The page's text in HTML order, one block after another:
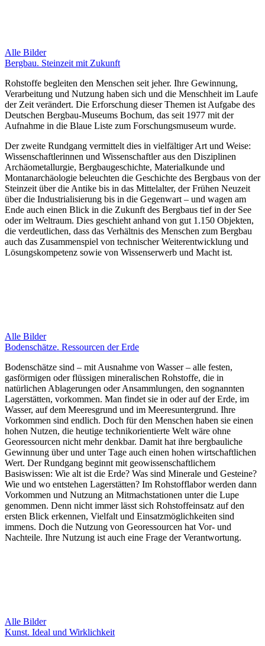
Alle Bilder
Bergbau. Steinzeit mit Zukunft
Rohstoffe begleiten den Menschen seit jeher. Ihre Gewinnung,
Verarbeitung und Nutzung haben sich und die Menschheit im Laufe
der Zeit verändert. Die Erforschung dieser Themen ist Aufgabe des
Deutschen Bergbau-Museums Bochum, das seit 1977 mit der
Aufnahme in die Blaue Liste zum Forschungsmuseum wurde.
Der zweite Rundgang vermittelt dies in vielfältiger Art und Weise:
Wissenschaftlerinnen und Wissenschaftler aus den Disziplinen
Archäometallurgie, Bergbaugeschichte, Materialkunde und
Montanarchäologie beleuchten die Geschichte des Bergbaus von der
Steinzeit über die Antike bis in das Mittelalter, der Frühen Neuzeit
über die Industrialisierung bis in die Gegenwart – und wagen am
Ende auch einen Blick in die Zukunft des Bergbaus tief in der See
oder im Weltraum. Dies geschieht anhand von gut 1.150 Objekten,
die verdeutlichen, dass das Verhältnis des Menschen zum Bergbau
auch das Zusammenspiel von technischer Weiterentwicklung und
Lösungskompetenz sowie von Wissenserwerb und Macht ist.
Alle Bilder
Bodenschätze. Ressourcen der Erde
Bodenschätze sind – mit Ausnahme von Wasser – alle festen,
gasförmigen oder flüssigen mineralischen Rohstoffe, die in
natürlichen Ablagerungen oder Ansammlungen, den sognannten
Lagerstätten, vorkommen. Man findet sie in oder auf der Erde, im
Wasser, auf dem Meeresgrund und im Meeresuntergrund. Ihre
Vorkommen sind endlich. Doch für den Menschen haben sie einen
hohen Nutzen, die heutige technikorientierte Welt wäre ohne
Georessourcen nicht mehr denkbar. Damit hat ihre bergbauliche
Gewinnung über und unter Tage auch einen hohen wirtschaftlichen
Wert. Der Rundgang beginnt mit geowissenschaftlichem
Basiswissen: Wie alt ist die Erde? Was sind Minerale und Gesteine?
Wie und wo entstehen Lagerstätten? Im Rohstofflabor werden dann
Vorkommen und Nutzung an Mitmachstationen unter die Lupe
genommen. Denn nicht immer lässt sich Rohstoffeinsatz auf den
ersten Blick erkennen, Vielfalt und Einsatzmöglichkeiten sind
immens. Doch die Nutzung von Georessourcen hat Vor- und
Nachteile. Ihre Nutzung ist auch eine Frage der Verantwortung.
Alle Bilder
Kunst. Ideal und Wirklichkeit